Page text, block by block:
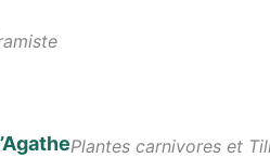
Plantes carnivores et